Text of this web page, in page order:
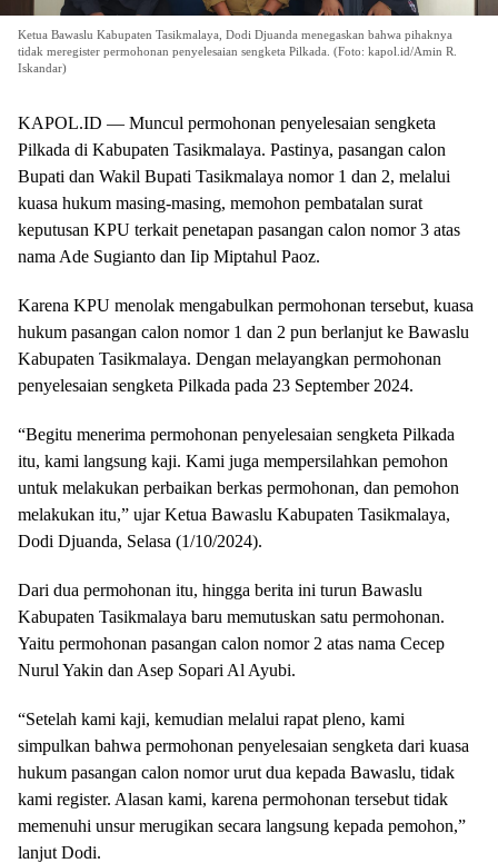
Ketua Bawaslu Kabupaten Tasikmalaya, Dodi Djuanda menegaskan bahwa pihaknya
tidak meregister permohonan penyelesaian sengketa Pilkada. (Foto: kapol.id/Amin R.
Iskandar)
KAPOL.ID — Muncul permohonan penyelesaian sengketa
Pilkada di Kabupaten Tasikmalaya. Pastinya, pasangan calon
Bupati dan Wakil Bupati Tasikmalaya nomor 1 dan 2, melalui
kuasa hukum masing-masing, memohon pembatalan surat
keputusan KPU terkait penetapan pasangan calon nomor 3 atas
nama Ade Sugianto dan Iip Miptahul Paoz.
Karena KPU menolak mengabulkan permohonan tersebut, kuasa
hukum pasangan calon nomor 1 dan 2 pun berlanjut ke Bawaslu
Kabupaten Tasikmalaya. Dengan melayangkan permohonan
penyelesaian sengketa Pilkada pada 23 September 2024.
“Begitu menerima permohonan penyelesaian sengketa Pilkada
itu, kami langsung kaji. Kami juga mempersilahkan pemohon
untuk melakukan perbaikan berkas permohonan, dan pemohon
melakukan itu,” ujar Ketua Bawaslu Kabupaten Tasikmalaya,
Dodi Djuanda, Selasa (1/10/2024).
Dari dua permohonan itu, hingga berita ini turun Bawaslu
Kabupaten Tasikmalaya baru memutuskan satu permohonan.
Yaitu permohonan pasangan calon nomor 2 atas nama Cecep
Nurul Yakin dan Asep Sopari Al Ayubi.
“Setelah kami kaji, kemudian melalui rapat pleno, kami
simpulkan bahwa permohonan penyelesaian sengketa dari kuasa
hukum pasangan calon nomor urut dua kepada Bawaslu, tidak
kami register. Alasan kami, karena permohonan tersebut tidak
memenuhi unsur merugikan secara langsung kepada pemohon,”
lanjut Dodi.